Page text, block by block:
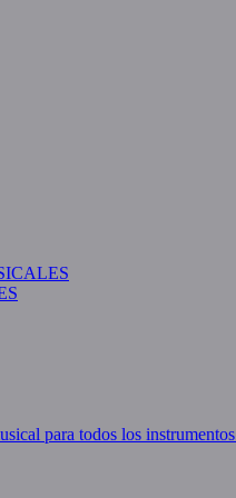
para todos los instrumentos